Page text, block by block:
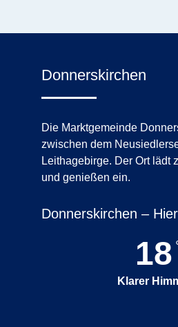
Donnerskirchen
Die Marktgemeinde
zwischen dem
Leithagebirge. Der Ort lädt
und genießen ein.
Donnerskirchen –
18
Klarer